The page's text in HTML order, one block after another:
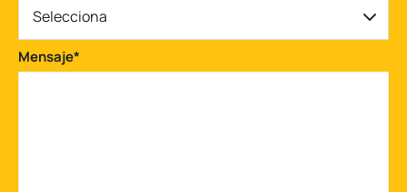
Selecciona
Mensaje*